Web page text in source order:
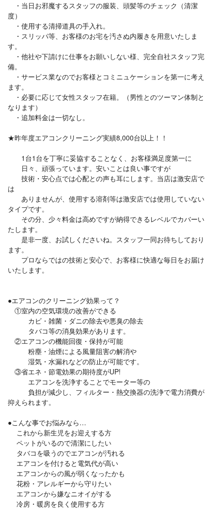
・当日お邪魔するスタッフの服装、頭髪等のチェック（清潔
度）
・使用する清掃道具の手入れ。
・スリッパ等、お客様のお宅を汚さぬ内履きを用意いたしま
す。
・他社や下請けに仕事をお願いしない様、完全自社スタッフ完
備。
・サービス業なのでお客様とコミニュケーションを第一に考え
ます。
・必要に応じて女性スタッフ在籍。（男性とのツーマン体制と
なります）
・追加料金は一切なし。
★昨年度エアコンクリーニング実績8,000台以上！！
1台1台を丁寧に妥協することなく、お客様満足度第一に
日々、頑張っています。安いことは良い事ですが
技術・安心点では心配との声も耳にします。当店は激安店で
は
ありませんが、使用する溶剤等は激安店では使用していない
タイプです。
その分、少々料金は高めですが納得できるレベルでカバーい
たします。
是非一度、お試しくださいね。スタッフ一同お待ちしており
ます。
プロならではの技術と安心で、お客様に快適な毎日をお届け
いたします。
●エアコンのクリーニング効果って？
①室内の空気環境の改善ができる
カビ・雑菌・ダニの除去や悪臭の除去
タバコ等の消臭効果があります。
②エアコンの機能回復・保持が可能
粉塵・油煙による風量阻害の解消や
湿気・水漏れなどの防止が可能です。
③省エネ・節電効果の期待度がUP!
エアコンを洗浄することでモーター等の
負担が減少し、フィルター・熱交換器の洗浄で電力消費が
抑えられます。
●こんな事でお悩みなら…
これから新生児をお迎えする方
ペットがいるので清潔にしたい
タバコを吸うのでエアコンが汚れる
エアコンを付けると電気代が高い
エアコンからの風が弱くなったかも
花粉・アレルギーから守りたい
エアコンから嫌なニオイがする
冷房・暖房を良く使用する方